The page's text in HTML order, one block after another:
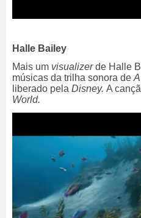
Halle Bailey
Mais um visualizerde Halle
músicas da trilha sonora de
liberado pela Disney. A
World.